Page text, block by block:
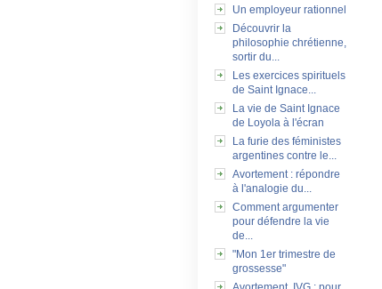
Un employeur rationnel
Découvrir la
philosophie chrétienne,
sortir du...
Les exercices spirituels
de Saint Ignace...
La vie de Saint Ignace
de Loyola à l'écran
La furie des féministes
argentines contre le...
Avortement : répondre
à l'analogie du...
Comment argumenter
pour défendre la vie
de...
"Mon 1er trimestre de
grossesse"